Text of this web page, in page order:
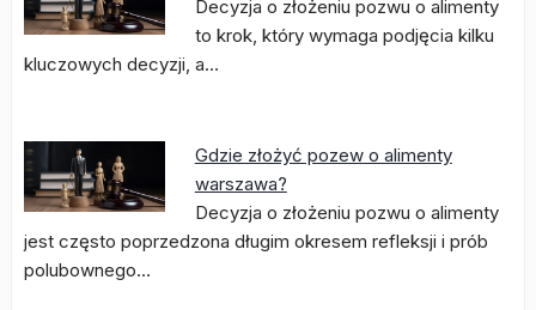
Decyzja o złożeniu pozwu o alimenty
to krok, który wymaga podjęcia kilku
kluczowych decyzji, a…
Gdzie złożyć pozew o alimenty
warszawa?
Decyzja o złożeniu pozwu o alimenty
jest często poprzedzona długim okresem refleksji i prób
polubownego…